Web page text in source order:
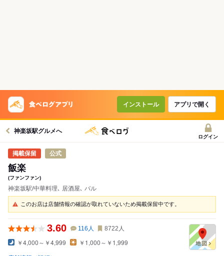
インストール アプリで開く
神楽坂駅グルメへ
ログイン
公式
飯楽
(ファンファン)
神楽坂駅/中華料理､ 居酒屋､ バル
このお店は店舗情報の確認が取れていないため掲載保留中です。
3.60 116 人 8722 人
￥4,000～￥4,999 ￥1,000～￥1,999